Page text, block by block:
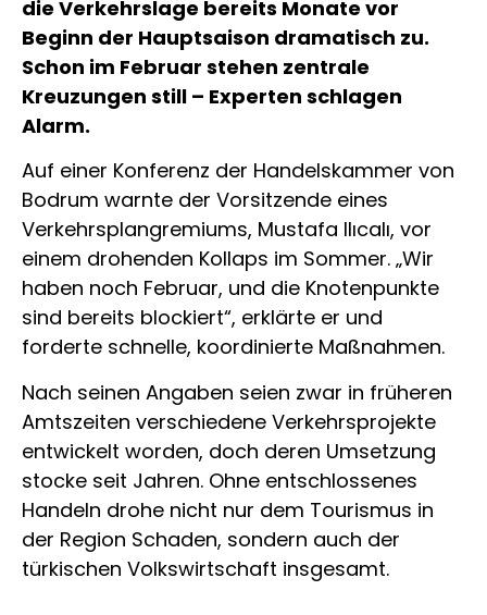
die Verkehrslage bereits Monate vor
Beginn der Hauptsaison dramatisch zu.
Schon im Februar stehen zentrale
Kreuzungen still – Experten schlagen
Alarm.
Auf einer Konferenz der Handelskammer von
Bodrum warnte der Vorsitzende eines
Verkehrsplangremiums, Mustafa Ilıcalı, vor
einem drohenden Kollaps im Sommer. „Wir
haben noch Februar, und die Knotenpunkte
sind bereits blockiert“, erklärte er und
forderte schnelle, koordinierte Maßnahmen.
Nach seinen Angaben seien zwar in früheren
Amtszeiten verschiedene Verkehrsprojekte
entwickelt worden, doch deren Umsetzung
stocke seit Jahren. Ohne entschlossenes
Handeln drohe nicht nur dem Tourismus in
der Region Schaden, sondern auch der
türkischen Volkswirtschaft insgesamt.